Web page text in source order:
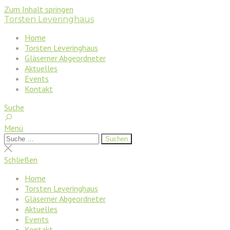
Zum Inhalt springen
Torsten Leveringhaus
Home
Torsten Leveringhaus
Gläserner Abgeordneter
Aktuelles
Events
Kontakt
Suche
Menü
Suchen
nach:
Suchen
Suche
schließen
Schließen
Home
Torsten Leveringhaus
Gläserner Abgeordneter
Aktuelles
Events